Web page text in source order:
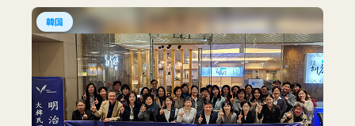
韓国